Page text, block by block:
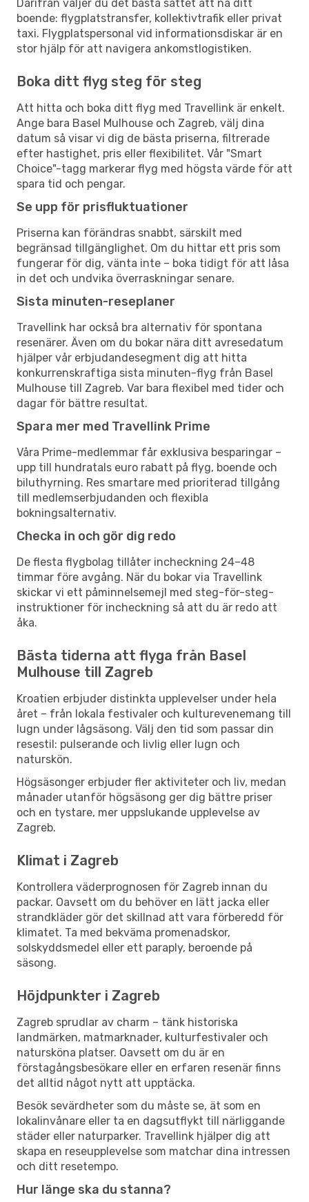
Därifrån väljer du det bästa sättet att nå ditt
boende: flygplatstransfer, kollektivtrafik eller privat
taxi. Flygplatspersonal vid informationsdiskar är en
stor hjälp för att navigera ankomstlogistiken.
Boka ditt flyg steg för steg
Att hitta och boka ditt flyg med Travellink är enkelt.
Ange bara Basel Mulhouse och Zagreb, välj dina
datum så visar vi dig de bästa priserna, filtrerade
efter hastighet, pris eller flexibilitet. Vår "Smart
Choice"-tagg markerar flyg med högsta värde för att
spara tid och pengar.
Se upp för prisfluktuationer
Priserna kan förändras snabbt, särskilt med
begränsad tillgänglighet. Om du hittar ett pris som
fungerar för dig, vänta inte – boka tidigt för att låsa
in det och undvika överraskningar senare.
Sista minuten-reseplaner
Travellink har också bra alternativ för spontana
resenärer. Även om du bokar nära ditt avresedatum
hjälper vår erbjudandesegment dig att hitta
konkurrenskraftiga sista minuten-flyg från Basel
Mulhouse till Zagreb. Var bara flexibel med tider och
dagar för bättre resultat.
Spara mer med Travellink Prime
Våra Prime-medlemmar får exklusiva besparingar –
upp till hundratals euro rabatt på flyg, boende och
biluthyrning. Res smartare med prioriterad tillgång
till medlemserbjudanden och flexibla
bokningsalternativ.
Checka in och gör dig redo
De flesta flygbolag tillåter incheckning 24–48
timmar före avgång. När du bokar via Travellink
skickar vi ett påminnelsemejl med steg-för-steg-
instruktioner för incheckning så att du är redo att
åka.
Bästa tiderna att flyga från Basel
Mulhouse till Zagreb
Kroatien erbjuder distinkta upplevelser under hela
året – från lokala festivaler och kulturevenemang till
lugn under lågsäsong. Välj den tid som passar din
resestil: pulserande och livlig eller lugn och
naturskön.
Högsäsonger erbjuder fler aktiviteter och liv, medan
månader utanför högsäsong ger dig bättre priser
och en tystare, mer uppslukande upplevelse av
Zagreb.
Klimat i Zagreb
Kontrollera väderprognosen för Zagreb innan du
packar. Oavsett om du behöver en lätt jacka eller
strandkläder gör det skillnad att vara förberedd för
klimatet. Ta med bekväma promenadskor,
solskyddsmedel eller ett paraply, beroende på
säsong.
Höjdpunkter i Zagreb
Zagreb sprudlar av charm – tänk historiska
landmärken, matmarknader, kulturfestivaler och
natursköna platser. Oavsett om du är en
förstagångsbesökare eller en erfaren resenär finns
det alltid något nytt att upptäcka.
Besök sevärdheter som du måste se, ät som en
lokalinvånare eller ta en dagsutflykt till närliggande
städer eller naturparker. Travellink hjälper dig att
skapa en reseupplevelse som matchar dina intressen
och ditt resetempo.
Hur länge ska du stanna?